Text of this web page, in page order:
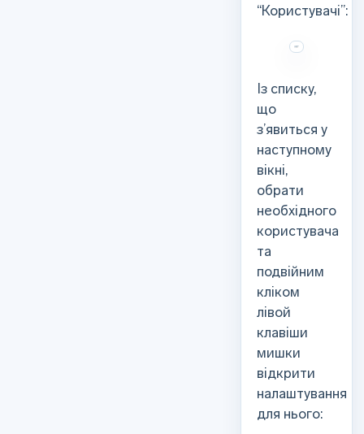
“Користувачі”:
Із списку,
що
з’явиться у
наступному
вікні,
обрати
необхідного
користувача
та
подвійним
кліком
лівой
клавіши
мишки
відкрити
налаштування
для нього: